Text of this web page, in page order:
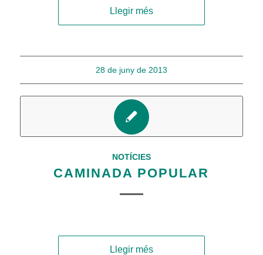
Llegir més
28 de juny de 2013
NOTÍCIES
CAMINADA POPULAR
Llegir més